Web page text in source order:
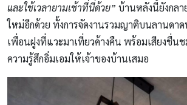
และใช้เวลายามเช้าที่นี่ด้วย” บ้านหลังนี้ยังกล
ใหม่อีกด้วย ทั้งการจัดงานรวมญาติบนลานดาด
เพื่อนฝูงที่แวะมาเที่ยวค้างคืน พร้อมเสียงชื่น
ความรู้สึกอิ่มเอมให้เจ้าของบ้านเสมอ